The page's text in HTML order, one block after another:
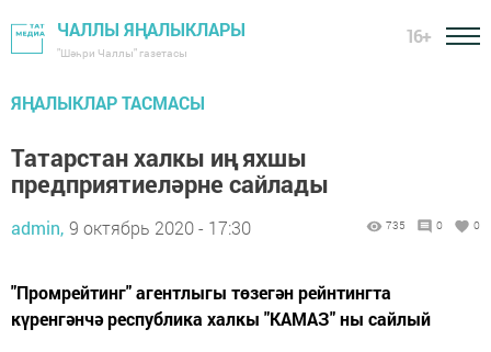
ЧАЛЛЫ ЯҢАЛЫКЛАРЫ
"Шәһри Чаллы" газетасы
16+
ЯҢАЛЫКЛАР ТАСМАСЫ
Татарстан халкы иң яхшы
предприятиеләрне сайлады
admin, 9 октябрь 2020 - 17:30 735 0 0
"Промрейтинг" агентлыгы төзегән рейнтингта
күренгәнчә республика халкы "КАМАЗ" ны сайлый